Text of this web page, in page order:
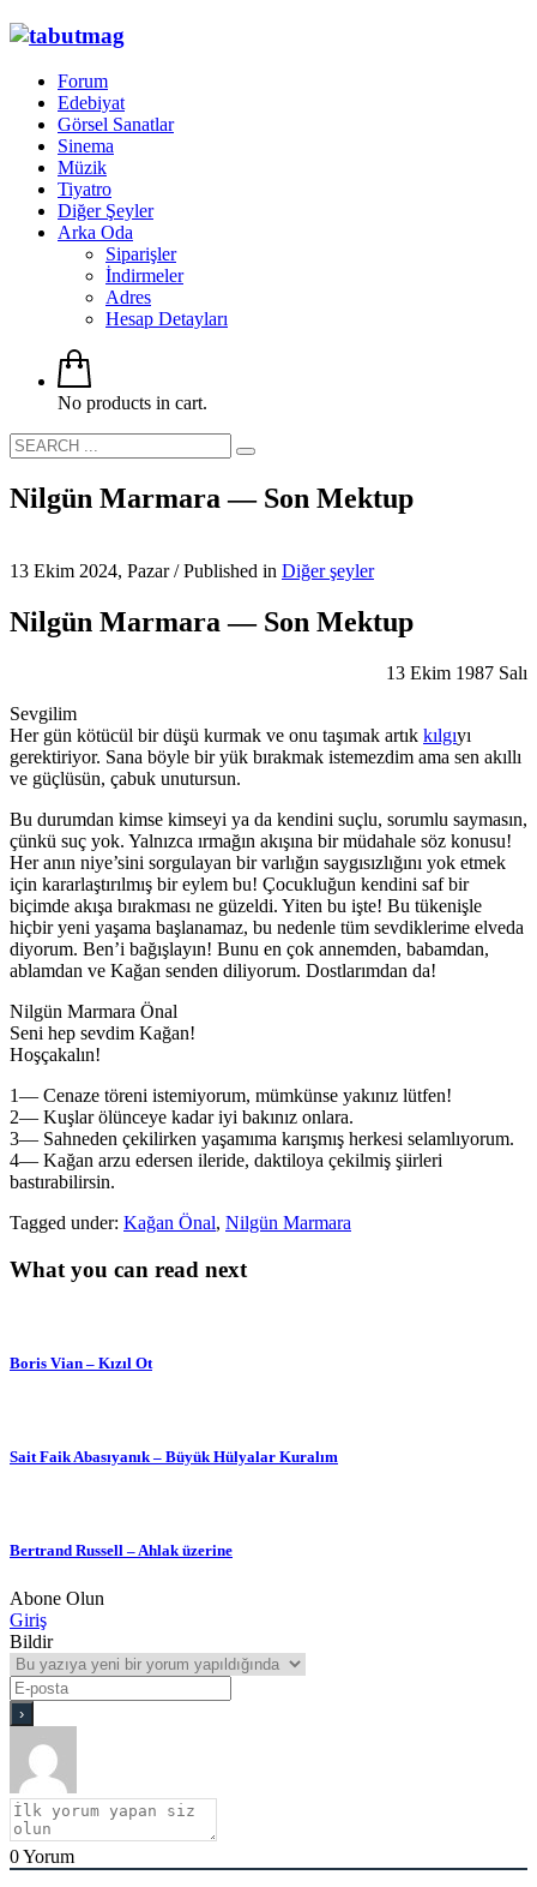
Forum
Edebiyat
Görsel Sanatlar
Sinema
Müzik
Tiyatro
Diğer Şeyler
Arka Oda
Siparişler
İndirmeler
Adres
Hesap Detayları
No products in cart.
Nilgün Marmara — Son Mektup
13 Ekim 2024, Pazar /Published in Diğer şeyler
Nilgün Marmara — Son Mektup
13 Ekim 1987 Salı
Sevgilim
Her gün kötücül bir düşü kurmak ve onu taşımak artık kılgıyı
gerektiriyor. Sana böyle bir yük bırakmak istemezdim ama sen akıllı
ve güçlüsün, çabuk unutursun.
Bu durumdan kimse kimseyi ya da kendini suçlu, sorumlu saymasın,
çünkü suç yok. Yalnızca ırmağın akışına bir müdahale söz konusu!
Her anın niye’sini sorgulayan bir varlığın saygısızlığını yok etmek
için kararlaştırılmış bir eylem bu! Çocukluğun kendini saf bir
biçimde akışa bırakması ne güzeldi. Yiten bu işte! Bu tükenişle
hiçbir yeni yaşama başlanamaz, bu nedenle tüm sevdiklerime elveda
diyorum. Ben’i bağışlayın! Bunu en çok annemden, babamdan,
ablamdan ve Kağan senden diliyorum. Dostlarımdan da!
Nilgün Marmara Önal
Seni hep sevdim Kağan!
Hoşçakalın!
1— Cenaze töreni istemiyorum, mümkünse yakınız lütfen!
2— Kuşlar ölünceye kadar iyi bakınız onlara.
3— Sahneden çekilirken yaşamıma karışmış herkesi selamlıyorum.
4— Kağan arzu edersen ileride, daktiloya çekilmiş şiirleri
bastırabilirsin.
Tagged under: Kağan Önal, Nilgün Marmara
What you can read next
Boris Vian – Kızıl Ot
Sait Faik Abasıyanık – Büyük Hülyalar Kuralım
Bertrand Russell – Ahlak üzerine
Abone Olun
Giriş
Bildir
0Yorum